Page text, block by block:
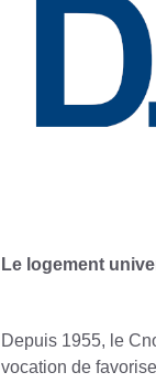
Le logement
Depuis 1955, le
vocation de